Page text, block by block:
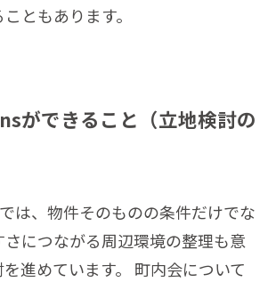
ともあります。
ができること（立地検討の
は、物件そのものの条件だけでな
さにつながる周辺環境の整理も意
進めています。 町内会について